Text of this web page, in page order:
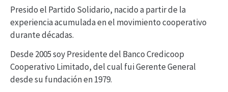
e
v
d
e
Presido el Partido Solidario, nacido a partir de la
experiencia acumulada en el movimiento cooperativo
durante décadas.
Desde 2005 soy Presidente del Banco Credicoop
Cooperativo Limitado, del cual fui Gerente General
desde su fundación en 1979.